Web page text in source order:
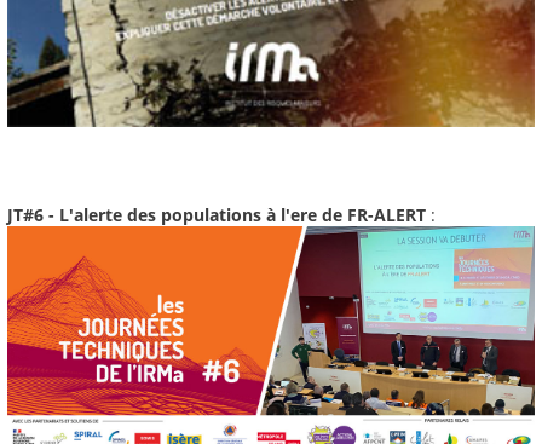
JT#6 - L'alerte des populations à l'ere de FR-ALERT :